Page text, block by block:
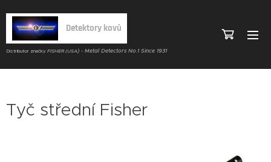
Detektory kovů
Distributor značky FISHER (USA) - Metal Detectors No.1 Since 1931
Tyč střední Fisher